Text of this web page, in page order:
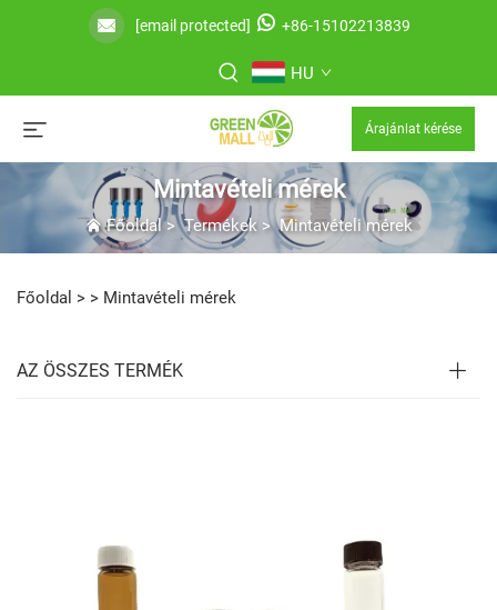
[email protected] +86-15102213839
HU
Árajánlat kérése
Mintavételi mérek
Főoldal>Termékek>Mintavételi mérek
Főoldal > > Mintavételi mérek
AZ ÖSSZES TERMÉK